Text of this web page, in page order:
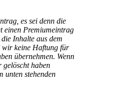
es sei denn die
einen Premiumeintrag
Inhalte aus dem
wir keine Haftung für
übernehmen. Wenn
gelöscht haben
unten stehenden